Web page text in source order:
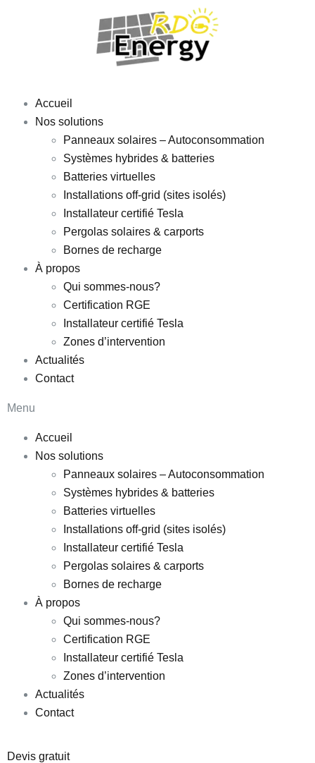
Accueil
Nos solutions
Panneaux solaires – Autoconsommation
Systèmes hybrides & batteries
Batteries virtuelles
Installations off-grid (sites isolés)
Installateur certifié Tesla
Pergolas solaires & carports
Bornes de recharge
À propos
Qui sommes-nous?
Certification RGE
Installateur certifié Tesla
Zones d’intervention
Actualités
Contact
Menu
Accueil
Nos solutions
Panneaux solaires – Autoconsommation
Systèmes hybrides & batteries
Batteries virtuelles
Installations off-grid (sites isolés)
Installateur certifié Tesla
Pergolas solaires & carports
Bornes de recharge
À propos
Qui sommes-nous?
Certification RGE
Installateur certifié Tesla
Zones d’intervention
Actualités
Contact
Devis gratuit